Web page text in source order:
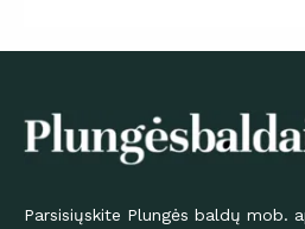
Parsisiųskite Plungės baldų mob.